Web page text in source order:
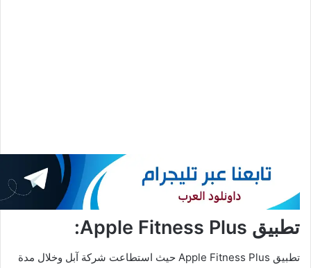
تطبيق Apple Fitness Plus:
تطبيق Apple Fitness Plus حيث استطاعت شركة آبل وخلال مدة